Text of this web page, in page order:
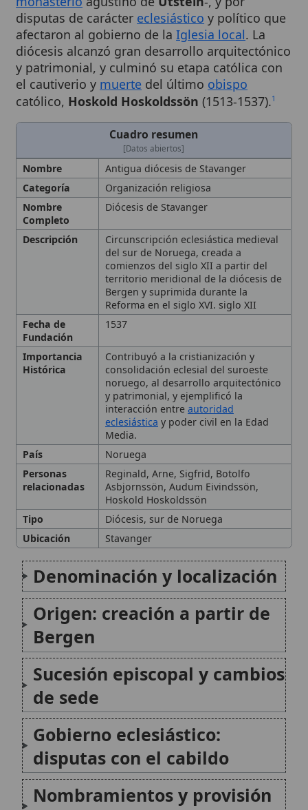
diócesis alcanzó gran desarrollo arquitectónico
y patrimonial, y culminó su etapa católica con
el cautiverio ymuertedel últimoobispo
católico,Hoskold Hoskoldssön(1513-1537).1
Cuadro resumen
[Datos abiertos]
Organización religiosa
Completo
Diócesis de Stavanger
Descripción Circunscripción eclesiástica medieval
del sur de Noruega, creada a
comienzos del siglo XII a partir del
territorio meridional de la diócesis de
Reforma en el siglo XVI. siglo XII
1537
Contribuyó a la cristianización y
consolidación eclesial del suroeste
noruego, al desarrollo arquitectónico
y patrimonial, y ejemplificó la
eclesiásticay poder civil en la Edad
Media.
País
Noruega
Reginald, Arne, Sigfrid, Botolfo
Asbjornssön, Audum Eivindssön,
Hoskold Hoskoldssön
Diócesis, sur de Noruega
Ubicación
Stavanger
Denominación y localización
Origen: creación a partir de
Bergen
Sucesión episcopal y cambios
de sede
Gobierno eclesiástico:
disputas con el cabildo
Nombramientos y provisión
pontificia
Peste, dispensas y
dificultades de gobierno
Obispos del periodo final
🙏 Bienvenido a Wikitólica